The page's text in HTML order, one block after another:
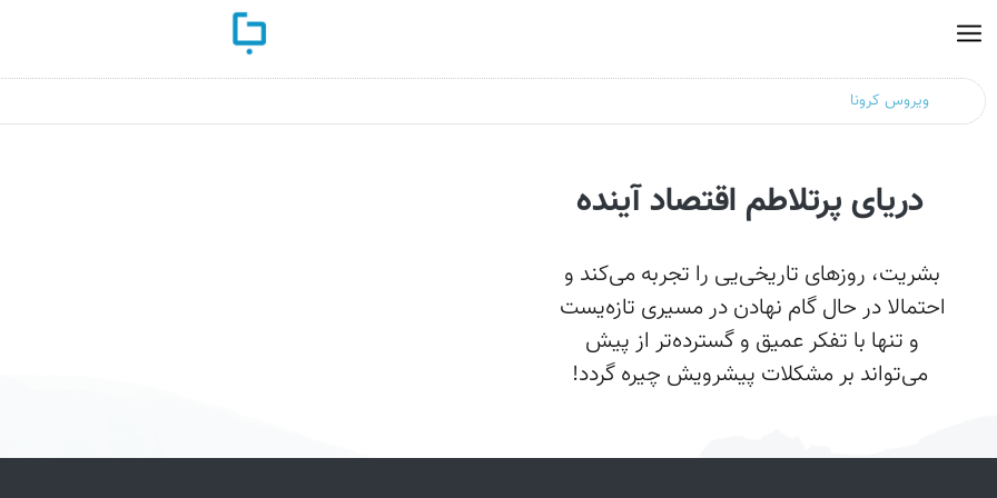
دریای پرتلاطم اقتصاد آینده
می‌تواند بر مشکلات پیشرویش چیره گردد!